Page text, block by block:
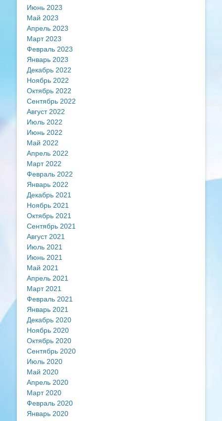
Июнь 2023
Май 2023
Апрель 2023
Март 2023
Февраль 2023
Январь 2023
Декабрь 2022
Ноябрь 2022
Октябрь 2022
Сентябрь 2022
Август 2022
Июль 2022
Июнь 2022
Май 2022
Апрель 2022
Март 2022
Февраль 2022
Январь 2022
Декабрь 2021
Ноябрь 2021
Октябрь 2021
Сентябрь 2021
Август 2021
Июль 2021
Июнь 2021
Май 2021
Апрель 2021
Март 2021
Февраль 2021
Январь 2021
Декабрь 2020
Ноябрь 2020
Октябрь 2020
Сентябрь 2020
Июль 2020
Май 2020
Апрель 2020
Март 2020
Февраль 2020
Январь 2020